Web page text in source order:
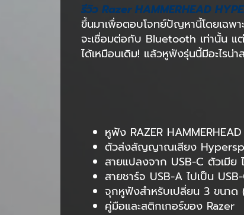
รีวิว Razer HAMMERHEAD
ขึ้นมาเพื่อตอบโจทย์ปัญหานี้โดยเฉพ
จะเชื่อมต่อกับ Bluetooth เท่านั้น แ
ได้เหมือนเดิม! แล้วหูฟังรุ่นนี้มีอะไรน่า
หูฟัง RAZER
ตัวส่งสัญญาณเสียง
สายแปลงจาก USB-C ตัวเมีย
สายชาร์จ USB-A ไปเป็น
จุกหูฟังสำหรับเปลี่ยน 3 ขนาด
คู่มือและสติกเกอร์ของ Razer